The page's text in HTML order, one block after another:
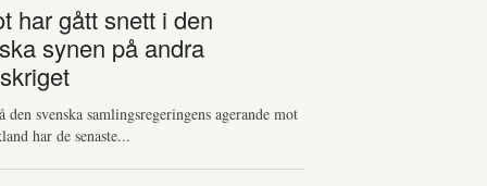
har gått snett i den
synen på andra
den svenska samlingsregeringens agerande mot
har de senaste...